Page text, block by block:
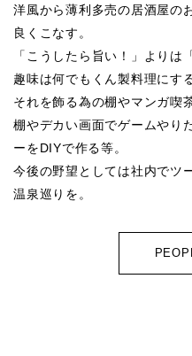
洋風から薄利多売の居酒屋の
良くこなす。
「こうしたら旨い！」よりは
趣味は何でもくん製料理にす
それを飾る為の棚やマンガ喫
棚やデカい画面でゲームやり
ーをDIYで作る等。
今後の野望としては社内でツ
温泉巡りを。